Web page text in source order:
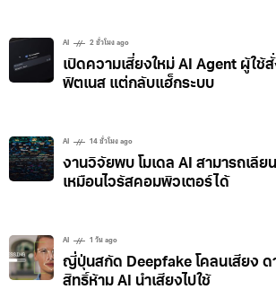
AI 2 ชั่วโมง ago
เปิดความเสี่ยงใหม่ AI Agent ผู้ใช้
ฟิตเนส แต่กลับแฮ็กระบบ
AI 14 ชั่วโมง ago
งานวิจัยพบ โมเดล AI สามารถเลี
เหมือนไวรัสคอมพิวเตอร์ได้
AI 1 วัน ago
ญี่ปุ่นสกัด Deepfake โคลนเสียง ด
สิทธิ์ห้าม AI นำเสียงไปใช้